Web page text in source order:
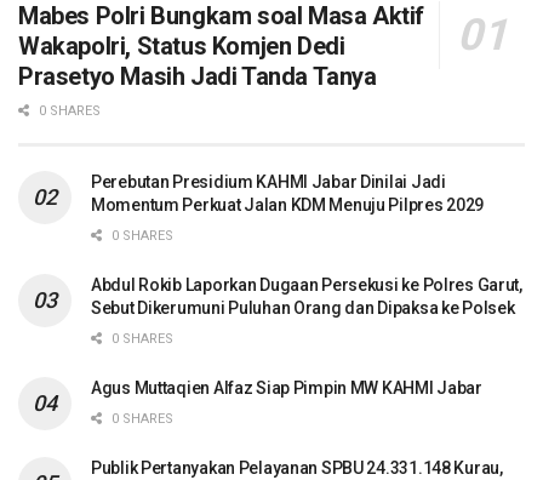
Mabes Polri Bungkam soal Masa Aktif
Wakapolri, Status Komjen Dedi
Prasetyo Masih Jadi Tanda Tanya
0 SHARES
Perebutan Presidium KAHMI Jabar Dinilai Jadi
Momentum Perkuat Jalan KDM Menuju Pilpres 2029
0 SHARES
Abdul Rokib Laporkan Dugaan Persekusi ke Polres Garut,
Sebut Dikerumuni Puluhan Orang dan Dipaksa ke Polsek
0 SHARES
Agus Muttaqien Alfaz Siap Pimpin MW KAHMI Jabar
0 SHARES
Publik Pertanyakan Pelayanan SPBU 24.331.148 Kurau,